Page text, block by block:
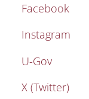
Facebook
Instagram
U-Gov
X (Twitter)